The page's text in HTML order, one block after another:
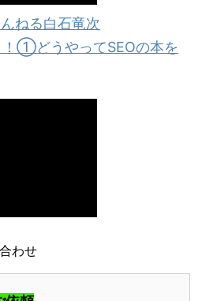
ねる白石竜次
！①どうやってSEOの本を
わせ